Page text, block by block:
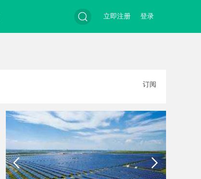
索
登录
立即注册
订阅